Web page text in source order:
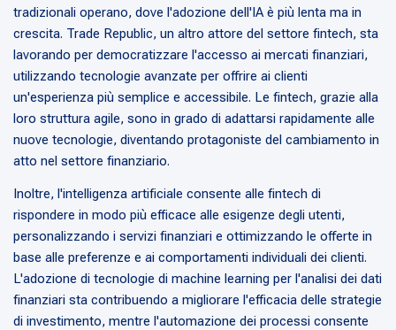
tradizionali operano, dove l'adozione dell'IA è più lenta ma in
crescita. Trade Republic, un altro attore del settore fintech, sta
lavorando per democratizzare l'accesso ai mercati finanziari,
utilizzando tecnologie avanzate per offrire ai clienti
un'esperienza più semplice e accessibile. Le fintech, grazie alla
loro struttura agile, sono in grado di adattarsi rapidamente alle
nuove tecnologie, diventando protagoniste del cambiamento in
atto nel settore finanziario.
Inoltre, l'intelligenza artificiale consente alle fintech di
rispondere in modo più efficace alle esigenze degli utenti,
personalizzando i servizi finanziari e ottimizzando le offerte in
base alle preferenze e ai comportamenti individuali dei clienti.
L'adozione di tecnologie di machine learning per l'analisi dei dati
finanziari sta contribuendo a migliorare l'efficacia delle strategie
di investimento, mentre l'automazione dei processi consente